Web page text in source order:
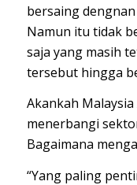
bersaing
Namun itu tidak
saja yang masih
tersebut hingga
Akankah
menerbangi
Bagaimana
“Yang paling